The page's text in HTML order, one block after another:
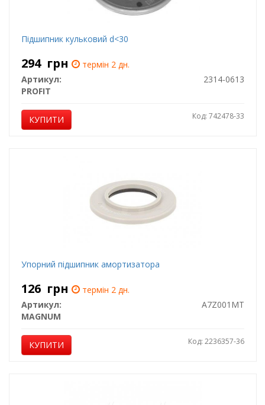
Підшипник кульковий d<30
294 грн
термін 2 дн.
Артикул:
2314-0613
PROFIT
КУПИТИ Код: 742478-33
Упорний підшипник амортизатора
126 грн
термін 2 дн.
Артикул:
A7Z001MT
MAGNUM
КУПИТИ Код: 2236357-36